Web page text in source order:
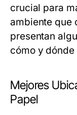
crucial para
ambiente que
presentan
cómo y
Mejores
Papel